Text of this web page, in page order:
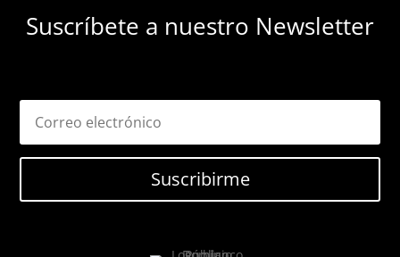
Suscríbete a nuestro Newsletter
Suscribirme